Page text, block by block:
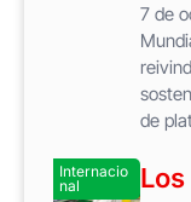
7 de
de
Internacio
nal